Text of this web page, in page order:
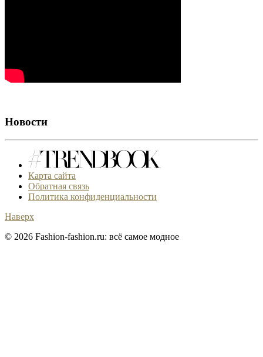
Новости
Карта сайта
Обратная связь
Политика конфиденциальности
Наверх
© 2026 Fashion-fashion.ru: всё самое модное